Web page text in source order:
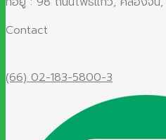
Contact
(66) 02-183-5800-3